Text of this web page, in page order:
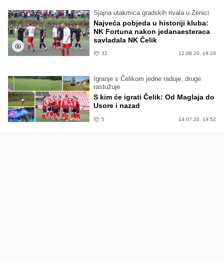
Sjajna utakmica gradskih rivala u Zenici
Najveća pobjeda u historiji kluba:
NK Fortuna nakon jedanaesteraca
savladala NK Čelik
32 12.08.20. 19:20
Igranje s Čelikom jedne raduje, druge
rastužuje
S kim će igrati Čelik: Od Maglaja do
Usore i nazad
5 14.07.20. 19:52